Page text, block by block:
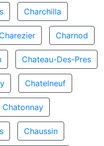
Charchilla
Charezier Charnod
Chateau-Des-Pres
Chatelneuf
Chatonnay
Chaussin